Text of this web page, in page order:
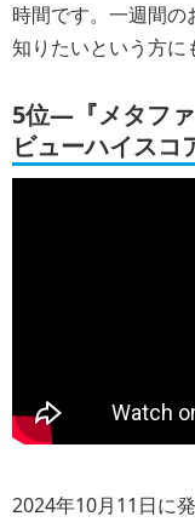
時間です。一週間の
知りたいという方に
5位―『メタフ
ビューハイスコ
2024年10月11日に